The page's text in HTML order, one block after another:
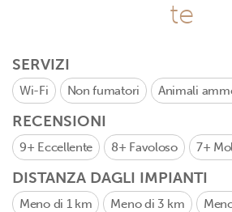
te
SERVIZI
Wi-Fi Non fumatori Animali
RECENSIONI
9+ Eccellente 8+ Favoloso 7+
DISTANZA DAGLI IMPIANTI
Meno di 1 km Meno di 3 km